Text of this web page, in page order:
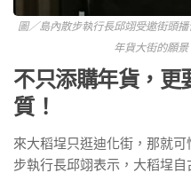
圖／島內散步執行長邱翊受邀街頭
年貨大街的願景
不只添購年貨，更
質！
來大稻埕只逛迪化街，那就
步執行長邱翊表示，大稻埕